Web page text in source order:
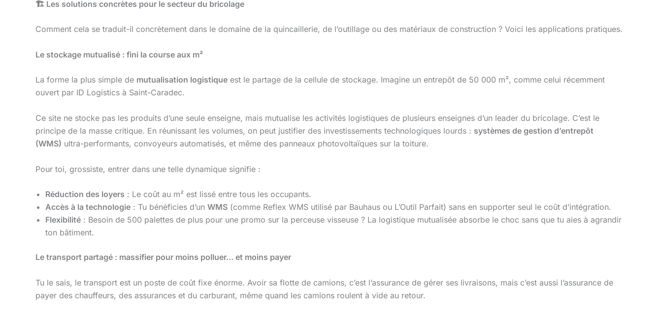
🏗 ️ Les solutions concrètes pour le secteur du bricolage
Comment cela se traduit-il concrètement dans le domaine de la quincaillerie, de l’outillage ou des matériaux de construction ? Voici les applications pratiques.
Le stockage mutualisé : fini la course aux m²
La forme la plus simple de mutualisation logistique est le partage de la cellule de stockage. Imagine un entrepôt de 50 000 m², comme celui récemment
ouvert par ID Logistics à Saint-Caradec.
Ce site ne stocke pas les produits d’une seule enseigne, mais mutualise les activités logistiques de plusieurs enseignes d’un leader du bricolage. C’est le
principe de la masse critique. En réunissant les volumes, on peut justifier des investissements technologiques lourds : systèmes de gestion d’entrepôt
(WMS) ultra-performants, convoyeurs automatisés, et même des panneaux photovoltaïques sur la toiture.
Pour toi, grossiste, entrer dans une telle dynamique signifie :
Réduction des loyers : Le coût au m² est lissé entre tous les occupants.
Accès à la technologie : Tu bénéficies d’un WMS (comme Reflex WMS utilisé par Bauhaus ou L’Outil Parfait) sans en supporter seul le coût d’intégration.
Flexibilité : Besoin de 500 palettes de plus pour une promo sur la perceuse visseuse ? La logistique mutualisée absorbe le choc sans que tu aies à agrandir
ton bâtiment.
Le transport partagé : massifier pour moins polluer… et moins payer
Tu le sais, le transport est un poste de coût fixe énorme. Avoir sa flotte de camions, c’est l’assurance de gérer ses livraisons, mais c’est aussi l’assurance de
payer des chauffeurs, des assurances et du carburant, même quand les camions roulent à vide au retour.